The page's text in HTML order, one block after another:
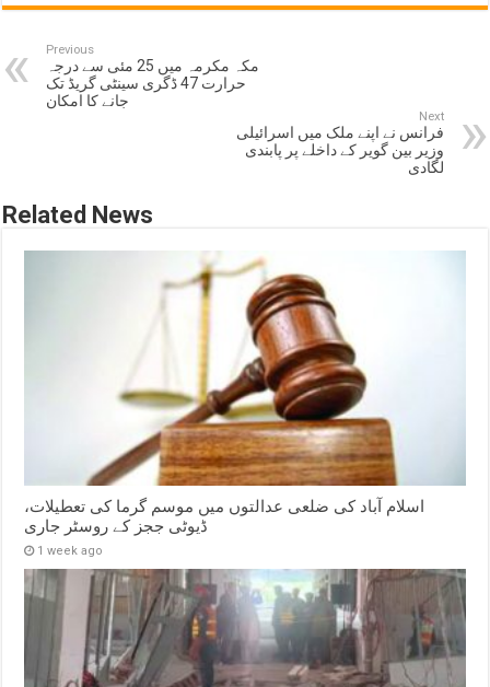
Previous
مکہ مکرمہ میں 25 مئی سے درجہ
حرارت 47 ڈگری سینٹی گریڈ تک
جانے کا امکان
Next
فرانس نے اپنے ملک میں اسرائیلی
وزیر بین گویر کے داخلے پر پابندی
لگادی
Related News
اسلام آباد کی ضلعی عدالتوں میں موسم گرما کی تعطیلات،
ڈیوٹی ججز کے روسٹر جاری
1 week ago